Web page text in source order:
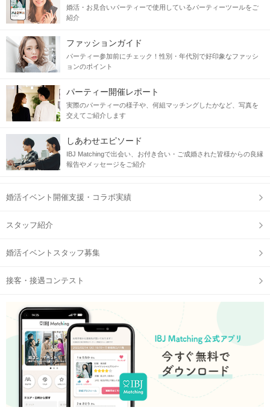
婚活・お見合いパーティーで使用しているパーティーツールをご
紹介
ファッションガイド
パーティー参加前にチェック！性別・年代別で好印象なファッシ
ョンのポイント
パーティー開催レポート
実際のパーティーの様子や、何組マッチングしたかなど、写真を
交えてご紹介します
しあわせエピソード
IBJ Matchingで出会い、お付き合い・ご成婚された皆様からの良縁
報告やメッセージをご紹介
婚活イベント開催支援・コラボ実績
スタッフ紹介
婚活イベントスタッフ募集
接客・接遇コンテスト